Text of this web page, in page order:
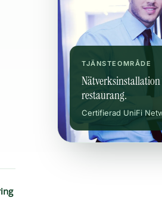
TJÄNSTEOMRÅDE
restaurang.
Certifierad UniFi